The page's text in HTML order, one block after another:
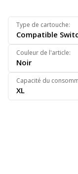
Type de cartouche:
Compatible
Couleur de l'article:
Noir
Capacité du
XL